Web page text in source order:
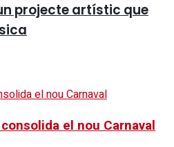
projecte artístic que
el nou Carnaval